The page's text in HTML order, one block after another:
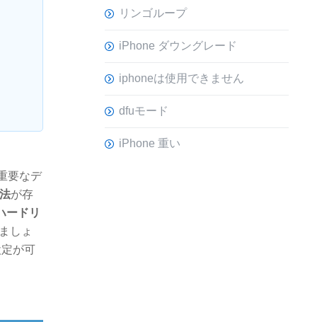
要なデ
が存
ードリ
しょ
が可
リンゴループ
iPhone ダウングレード
iphoneは使用できません
dfuモード
iPhone 重い